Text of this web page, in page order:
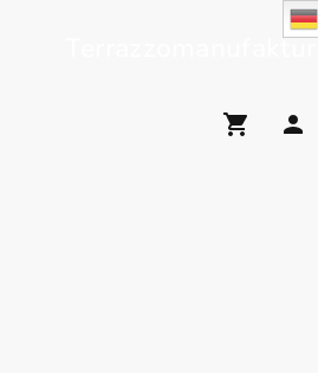
Terrazzomanufaktur